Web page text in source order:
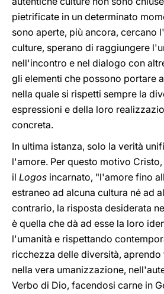
pietrificate in un determinato
sono aperte, più ancora, cercano
culture, sperano di raggiungere
nell'incontro e nel dialogo con
gli elementi che possono portare
nella quale si rispetti sempre la
espressioni e della loro
concreta.
In ultima istanza, solo la verità
l'amore. Per questo motivo
il Logos incarnato, "l'amore fino
estraneo ad alcuna cultura né ad
contrario, la risposta desiderata
è quella che dà ad esse la loro
l'umanità e rispettando
ricchezza delle diversità, aprendo
nella vera umanizzazione,
Verbo di Dio, facendosi carne in